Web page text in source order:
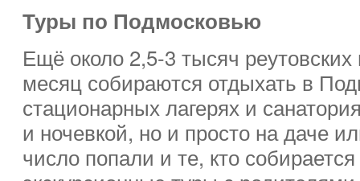
Туры по Подмосковью
Ещё около 2,5-3 тысяч
месяц собираются отдыхать в
стационарных лагерях и
и ночевкой, но и просто на даче
число попали и те, кто